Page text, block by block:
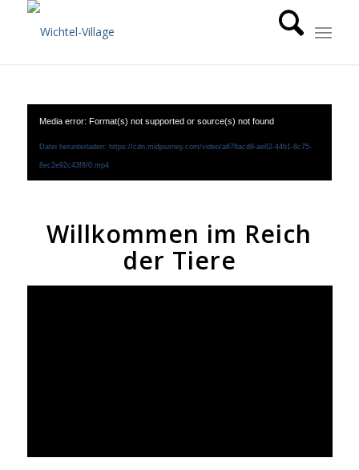
Media error: Format(s) not supported or source(s) not found
Datei herunterladen: https://cdn.midjourney.com/video/a676acd9-ae62-44b1-8c75-
8ec2e92c43f8/0.mp4
Willkommen im Reich
der Tiere